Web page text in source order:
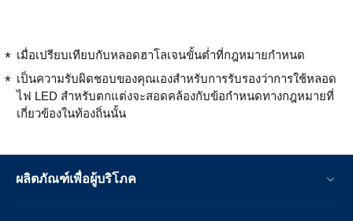
เมื่อเปรียบเทียบกับหลอดฮาโลเจนขั้นต่ำที่กฎหมายกำหนด
เป็นความรับผิดชอบของคุณเองสำหรับการรับรองว่าการใช้หลอด
ไฟ LED สำหรับตกแต่งจะสอดคล้องกับข้อกำหนดทางกฎหมายที่
เกี่ยวข้องในท้องถิ่นนั้น
ผลิตภัณฑ์เพื่อผู้บริโภค